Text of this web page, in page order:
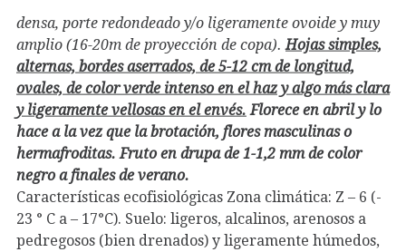
densa, porte redondeado y/o ligeramente ovoide y muy
amplio (16-20m de proyección de copa). Hojas simples,
alternas, bordes aserrados, de 5-12 cm de longitud,
ovales, de color verde intenso en el haz y algo más clara
y ligeramente vellosas en el envés. Florece en abril y lo
hace a la vez que la brotación, flores masculinas o
hermafroditas. Fruto en drupa de 1-1,2 mm de color
negro a finales de verano.
Características ecofisiológicas Zona climática: Z – 6 (-
23 ° C a – 17°C). Suelo: ligeros, alcalinos, arenosos a
pedregosos (bien drenados) y ligeramente húmedos,